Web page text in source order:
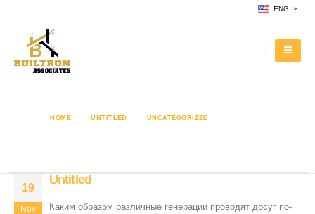
ENG
HOME UNTITLED UNCATEGORIZED
19
Nov
Untitled
Каким образом различные генерации проводят досуг по-